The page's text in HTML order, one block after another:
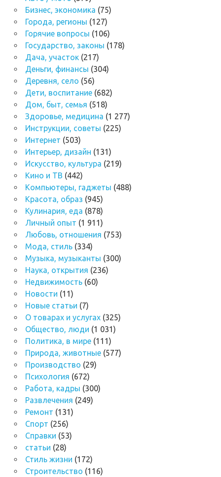
Бизнес, экономика (75)
Города, регионы (127)
Горячие вопросы (106)
Государство, законы (178)
Дача, участок(217)
Деньги, финансы (304)
Деревня, село (56)
Дети, воспитание(682)
Дом, быт, семья (518)
Здоровье, медицина (1 277)
Инструкции, советы (225)
Интернет (503)
Интерьер, дизайн (131)
Искусство, культура (219)
Кино и ТВ (442)
Компьютеры, гаджеты (488)
Красота, образ (945)
Кулинария, еда (878)
Личный опыт (1 911)
Любовь, отношения (753)
Мода, стиль(334)
Музыка, музыканты (300)
Наука, открытия (236)
Недвижимость(60)
Новости (11)
Новые статьи (7)
О товарах и услугах(325)
Общество, люди (1 031)
Политика, в мире(111)
Природа, животные(577)
Производство (29)
Психология (672)
Работа, кадры (300)
Развлечения (249)
Ремонт (131)
Спорт (256)
Справки (53)
статьи (28)
Стиль жизни (172)
Строительство (116)